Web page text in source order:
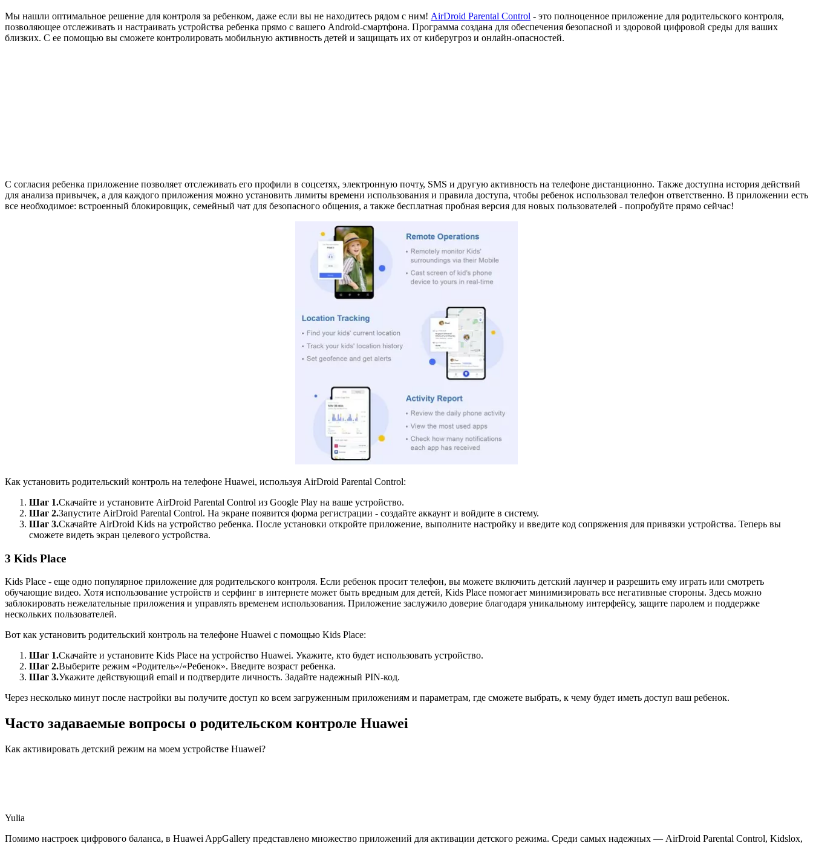
Мы нашли оптимальное решение для контроля за ребенком, даже если вы не находитесь рядом с ним! AirDroid Parental Control - это полноценное приложение для родительского контроля,
позволяющее отслеживать и настраивать устройства ребенка прямо с вашего Android-смартфона. Программа создана для обеспечения безопасной и здоровой цифровой среды для ваших
близких. С ее помощью вы сможете контролировать мобильную активность детей и защищать их от киберугроз и онлайн-опасностей.
С согласия ребенка приложение позволяет отслеживать его профили в соцсетях, электронную почту, SMS и другую активность на телефоне дистанционно. Также доступна история действий
для анализа привычек, а для каждого приложения можно установить лимиты времени использования и правила доступа, чтобы ребенок использовал телефон ответственно. В приложении есть
все необходимое: встроенный блокировщик, семейный чат для безопасного общения, а также бесплатная пробная версия для новых пользователей - попробуйте прямо сейчас!
Как установить родительский контроль на телефоне Huawei, используя AirDroid Parental Control:
Шаг 1.Скачайте и установите AirDroid Parental Control из Google Play на ваше устройство.
Шаг 2.Запустите AirDroid Parental Control. На экране появится форма регистрации - создайте аккаунт и войдите в систему.
Шаг 3.Скачайте AirDroid Kids на устройство ребенка. После установки откройте приложение, выполните настройку и введите код сопряжения для привязки устройства. Теперь вы
сможете видеть экран целевого устройства.
3 Kids Place
Kids Place - еще одно популярное приложение для родительского контроля. Если ребенок просит телефон, вы можете включить детский лаунчер и разрешить ему играть или смотреть
обучающие видео. Хотя использование устройств и серфинг в интернете может быть вредным для детей, Kids Place помогает минимизировать все негативные стороны. Здесь можно
заблокировать нежелательные приложения и управлять временем использования. Приложение заслужило доверие благодаря уникальному интерфейсу, защите паролем и поддержке
нескольких пользователей.
Вот как установить родительский контроль на телефоне Huawei с помощью Kids Place:
Шаг 1.Скачайте и установите Kids Place на устройство Huawei. Укажите, кто будет использовать устройство.
Шаг 2.Выберите режим «Родитель»/«Ребенок». Введите возраст ребенка.
Шаг 3.Укажите действующий email и подтвердите личность. Задайте надежный PIN-код.
Через несколько минут после настройки вы получите доступ ко всем загруженным приложениям и параметрам, где сможете выбрать, к чему будет иметь доступ ваш ребенок.
Часто задаваемые вопросы о родительском контроле Huawei
Как активировать детский режим на моем устройстве Huawei?
Yulia
Помимо настроек цифрового баланса, в Huawei AppGallery представлено множество приложений для активации детского режима. Среди самых надежных — AirDroid Parental Control, Kidslox,